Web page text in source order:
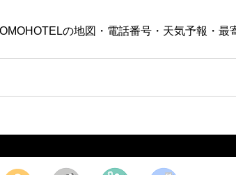
の地図・電話番号・天気予報・